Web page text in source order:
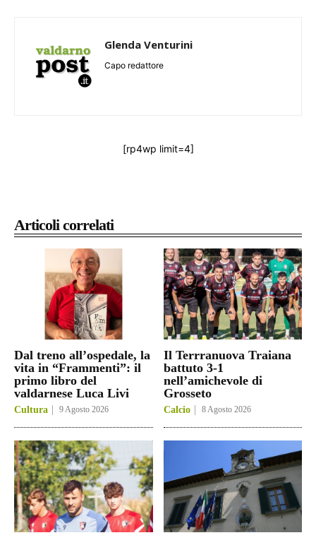
Articoli correlati
Dal treno all’ospedale, la
vita in “Frammenti”: il
primo libro del
valdarnese Luca Livi
Cultura 9 Agosto 2026
Il Terrranuova Traiana
battuto 3-1
nell’amichevole di
Grosseto
Calcio 8 Agosto 2026
Glenda Venturini
Capo redattore
[rp4wp limit=4]